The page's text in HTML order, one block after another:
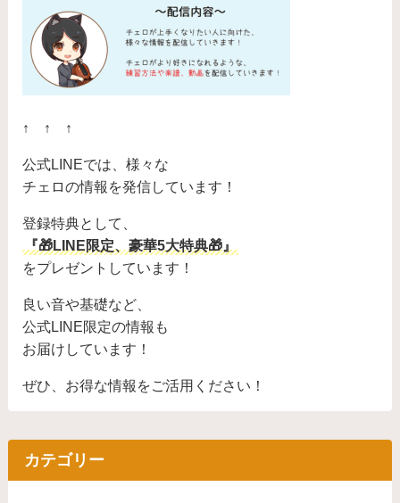
↑ ↑ ↑
公式LINEでは、様々な
チェロの情報を発信しています！
登録特典として、
『🎁LINE限定、豪華5大特典🎁』
をプレゼントしています！
良い音や基礎など、
公式LINE限定の情報も
お届けしています！
ぜひ、お得な情報をご活用ください！
カテゴリー